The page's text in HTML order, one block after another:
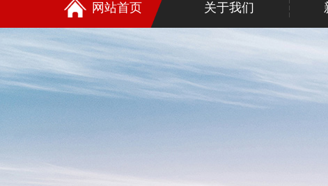
网站首页 关于我们